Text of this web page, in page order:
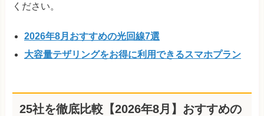
ください。
2026年8月おすすめの光回線7選
大容量テザリングをお得に利用できるスマホプラン
25社を徹底比較【2026年8月】おすすめの